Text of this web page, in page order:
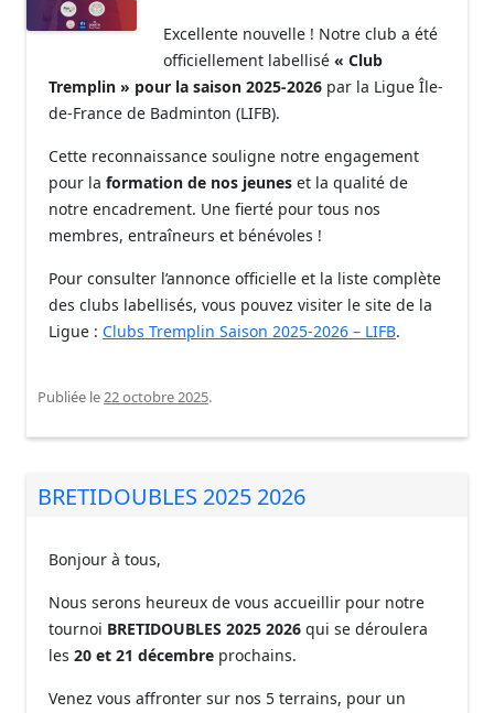
Excellente nouvelle ! Notre club a été
officiellement labellisé « Club
Tremplin » pour la saison 2025-2026 par la Ligue Île-
de-France de Badminton (LIFB).
Cette reconnaissance souligne notre engagement
pour la formation de nos jeunes et la qualité de
notre encadrement. Une fierté pour tous nos
membres, entraîneurs et bénévoles !
Pour consulter l’annonce officielle et la liste complète
des clubs labellisés, vous pouvez visiter le site de la
Ligue : Clubs Tremplin Saison 2025-2026 – LIFB.
Publiée le22 octobre 2025.
BRETIDOUBLES 2025 2026
Bonjour à tous,
Nous serons heureux de vous accueillir pour notre
tournoi BRETIDOUBLES 2025 2026 qui se déroulera
les 20 et 21 décembre prochains.
Venez vous affronter sur nos 5 terrains, pour un